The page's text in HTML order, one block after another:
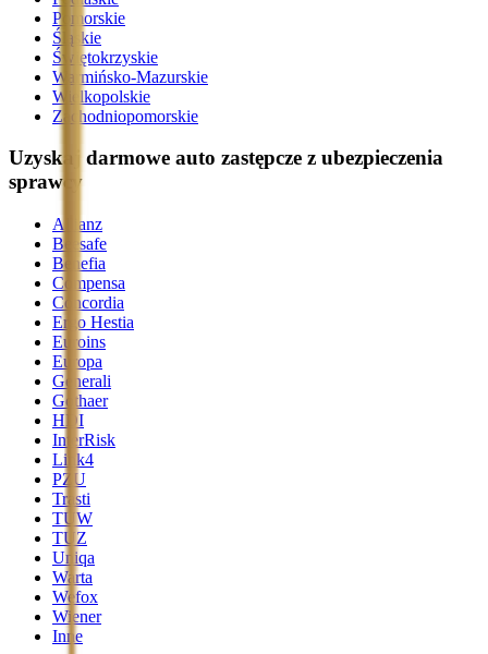
Pomorskie
Śląskie
Świętokrzyskie
Warmińsko-Mazurskie
Wielkopolskie
Zachodniopomorskie
Uzyskaj darmowe auto zastępcze z ubezpieczenia
sprawcy
Allianz
Beesafe
Benefia
Compensa
Concordia
Ergo Hestia
Euroins
Europa
Generali
Gothaer
HDI
InterRisk
Link4
PZU
Trasti
TUW
TUZ
Uniqa
Warta
Wefox
Wiener
Inne